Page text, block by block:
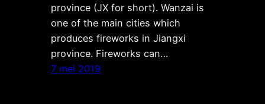
province (JX for short). Wanzai is
one of the main cities which
produces fireworks in Jiangxi
province. Fireworks can…
7 mei 2019